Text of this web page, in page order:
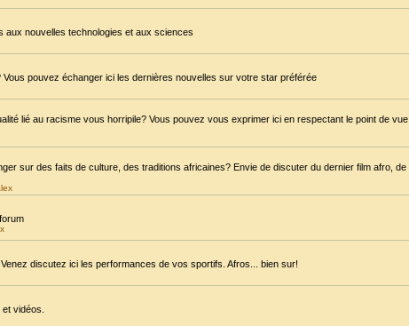
aux nouvelles technologies et aux sciences
pouvez échanger ici les dernières nouvelles sur votre star préférée
lié au racisme vous horripile? Vous pouvez vous exprimer ici en respectant le point de vue
sur des faits de culture, des traditions africaines? Envie de discuter du dernier film afro, de
discutez ici les performances de vos sportifs. Afros... bien sur!
vidéos.